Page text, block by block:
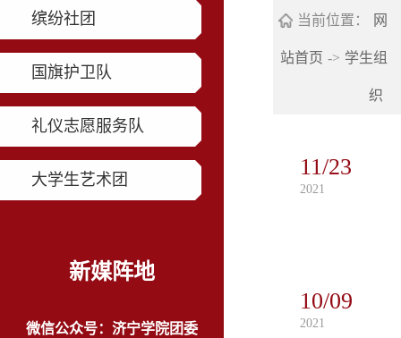
缤纷社团
国旗护卫队
礼仪志愿服务队
大学生艺术团
新媒阵地
微信公众号：济宁学院团委
当前位置： 网
站首页 -> 学生组
织
11/23
2021
10/09
2021